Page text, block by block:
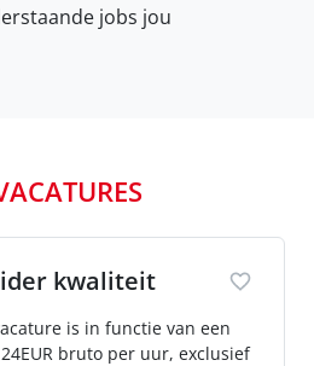
jobs jou
kwaliteit
is in functie van een
bruto per uur, exclusief